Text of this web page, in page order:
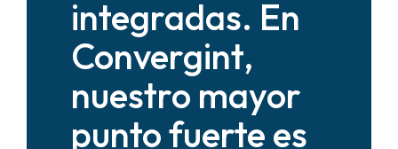
integradas. En
Convergint,
nuestro mayor
punto fuerte es